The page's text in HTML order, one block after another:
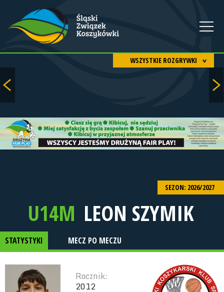
WSZYSTKIE ROZGRYWKI
SEZON: 2026/2027
U14M LEON SZYMIK
STATYSTYKI MECZ PO MECZU
Rocznik:
2012